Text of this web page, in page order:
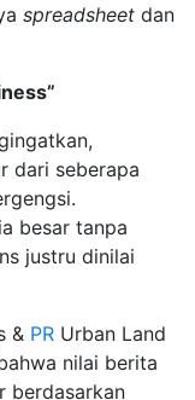
spreadsheet dan
dari seberapa
besar tanpa
justru dinilai
& PR Urban Land
nilai berita
berdasarkan